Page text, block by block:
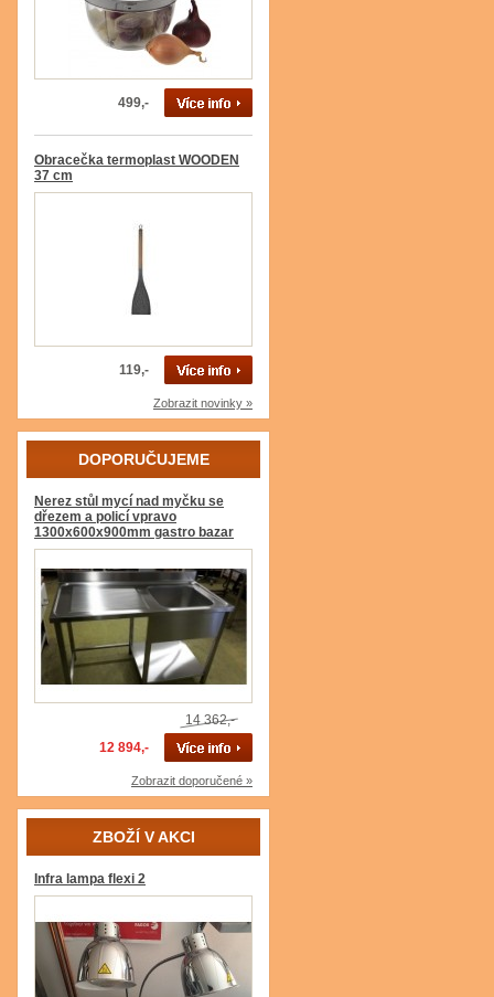
499,-
Obracečka termoplast WOODEN
37 cm
119,-
Zobrazit novinky »
DOPORUČUJEME
Nerez stůl mycí nad myčku se
dřezem a policí vpravo
1300x600x900mm gastro bazar
14 362,-
12 894,-
Zobrazit doporučené »
ZBOŽÍ V AKCI
Infra lampa flexi 2